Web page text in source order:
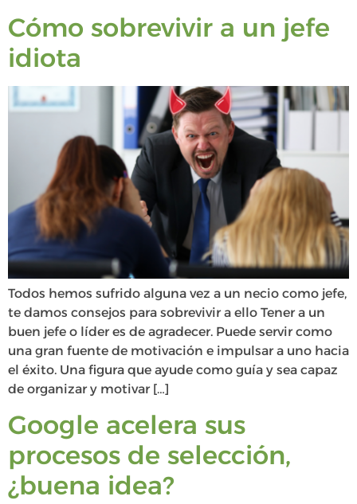
Cómo sobrevivir a un jefe
idiota
Todos hemos sufrido alguna vez a un necio como jefe,
te damos consejos para sobrevivir a ello Tener a un
buen jefe o líder es de agradecer. Puede servir como
una gran fuente de motivación e impulsar a uno hacia
el éxito. Una figura que ayude como guía y sea capaz
de organizar y motivar […]
Google acelera sus
procesos de selección,
¿buena idea?